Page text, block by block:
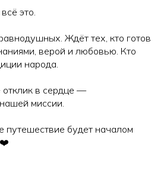
это.
Ждёт тех, кто готов
верой и любовью. Кто
народа.
отклик в сердце —
миссии.
путешествие будет началом
❤️